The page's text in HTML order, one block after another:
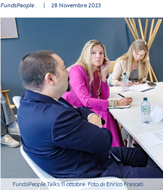
FundsPeople . 28 Novembre 2023
FundsPeople Talks 11 ottobre. Foto di Enrico Frascati